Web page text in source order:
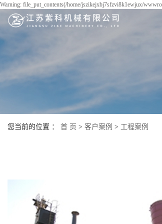
Warning: file_put_contents(/home/jszikejxbj7sfzvi8k1ewjux/
您当前的位置 ： 首 页 > 客户案例 > 工程案例